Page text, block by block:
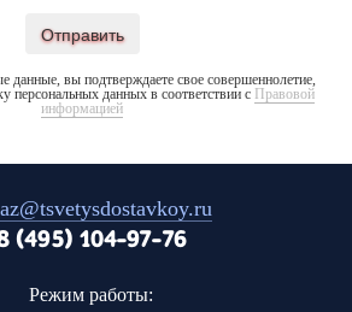
Отправить
данные, вы подтверждаете свое совершеннолетие,
персональных данных в соответствии с Правовой
информацией
(495) 104-97-76
Режим работы: